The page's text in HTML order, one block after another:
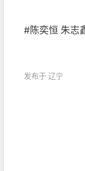
#陈奕恒 朱志
发布于 辽宁